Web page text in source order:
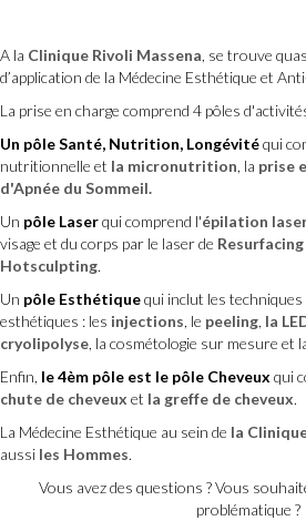
A la Clinique Rivoli Massena, se trouve
d’application de la Médecine Esthétique et
La prise en charge comprend 4 pôles
Un pôle Santé, Nutrition, Longévitéqui
nutritionnelle et la micronutrition, la prise
d'Apnée du Sommeil.
Un pôle Laserqui comprend l'épilation
visage et du corps par le laser de
Hotsculpting.
Un pôle Esthétiquequi inclut les techniques
esthétiques : les injections, le peeling, la
cryolipolyse, la cosmétologie sur mesure et
Enfin, le 4èm pôle est le pôle Cheveux qui
chute de cheveux et la greffe de cheveux.
La Médecine Esthétique au sein de la
aussi les Hommes.
Vous avez des questions ? Vous
problématique ?